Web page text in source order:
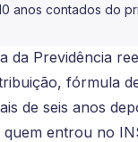
anos contados do
da Previdência
fórmula
de seis anos
entrou no